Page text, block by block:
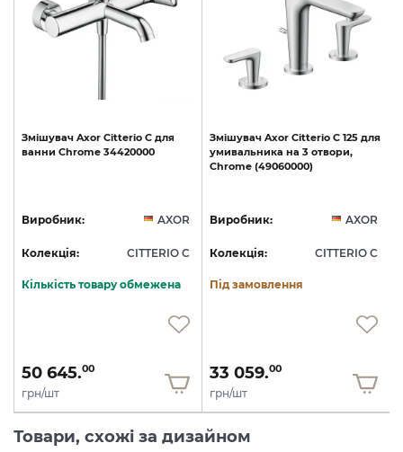
Змішувач Axor Citterio C для
ванни Chrome 34420000
Виробник: AXOR
Колекція: CITTERIO C
Кількість товару обмежена
50 645.00
грн/шт
Змішувач Axor Citterio C 125 для
умивальника на 3 отвори,
Chrome (49060000)
Виробник: AXOR
Колекція: CITTERIO C
Під замовлення
33 059.00
грн/шт
Товари, схожі за дизайном